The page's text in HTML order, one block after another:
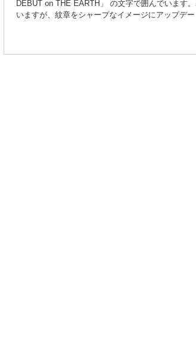
DEBUT on THE EARTH」 の文字で囲んでいます
いますが、紋章をシャープなイメージにアップデー